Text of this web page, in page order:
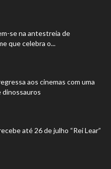
se na antestreia de
que celebra o...
aos cinemas com uma
até 26 de julho “Rei Lear”